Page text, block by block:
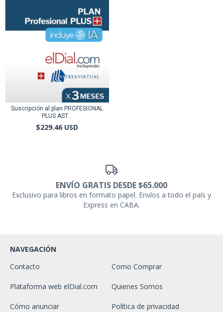
Suscripción al plan PROFESIONAL
PLUS AST...
$229.46 USD
ENVÍO GRATIS DESDE $65.000
Exclusivo para libros en formato papel. Envíos a todo el país y
Express en CABA.
NAVEGACIÓN
Contacto
Como Comprar
Plataforma web elDial.com Quienes Somos
Cómo anunciar Política de privacidad